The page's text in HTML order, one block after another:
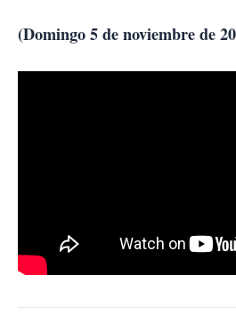
(Domingo 5 de noviembre de